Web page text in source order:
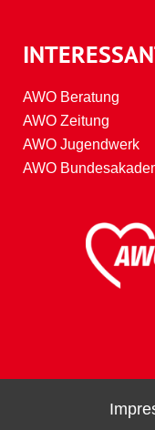
AWO Beratung
AWO Zeitung
AWO Jugendwerk
AWO